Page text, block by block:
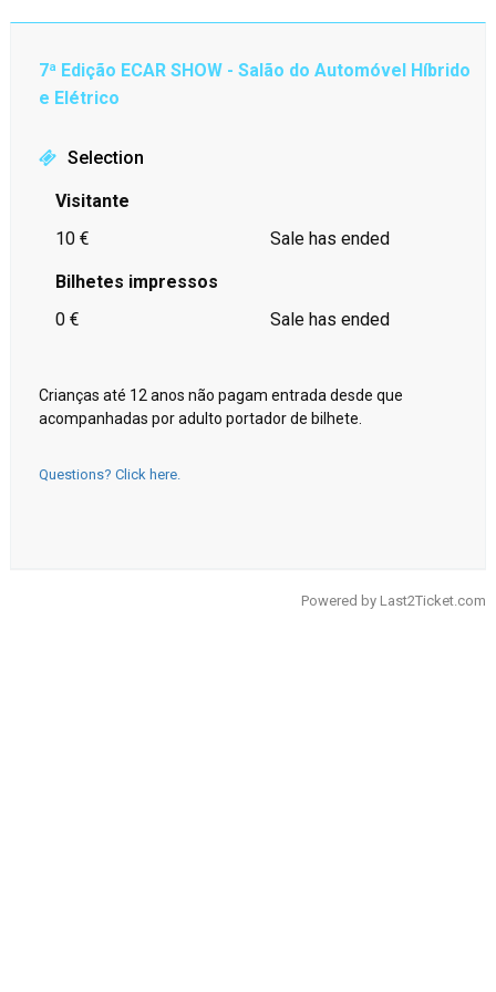
7ª Edição ECAR SHOW - Salão do Automóvel Híbrido
e Elétrico
Selection
Visitante
10 €
Sale has ended
Bilhetes impressos
0 €
Sale has ended
Crianças até 12 anos não pagam entrada desde que
acompanhadas por adulto portador de bilhete.
Questions? Click here.
Powered by Last2Ticket.com